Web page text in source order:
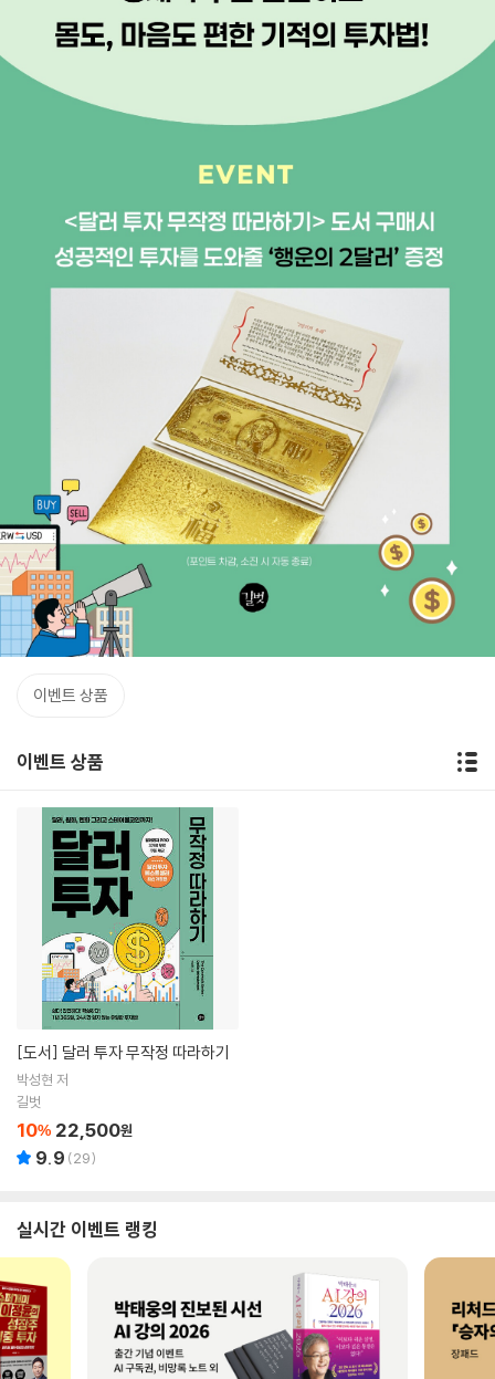
이벤트 상품
이벤트 상품
[도서] 달러 투자 무작정 따라하기
박성현 저
길벗
10% 22,500원
9.9 (29)
실시간 이벤트 랭킹